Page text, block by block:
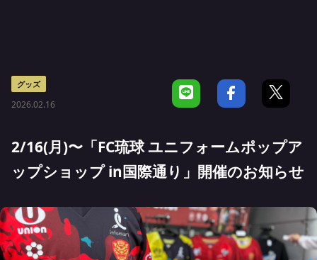
グッズ
2026.02.16
2/16(月)〜「FC琉球 ユニフォームポップア
ップショップ in国際通り」開催のお知らせ